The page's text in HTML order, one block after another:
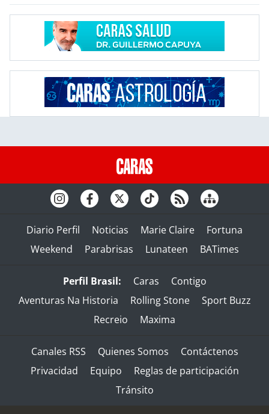
Diario Perfil Noticias Marie Claire
Fortuna
Weekend
Parabrisas Lunateen BATimes
Perfil Brasil: Caras
Contigo
Aventuras Na Historia
Rolling Stone
Sport Buzz
Recreio
Maxima
Canales RSS Quienes Somos
Contáctenos
Privacidad
Equipo
Reglas de participación
Tránsito